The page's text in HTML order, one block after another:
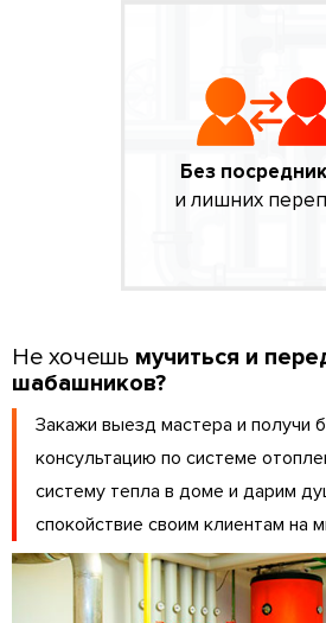
Без
и лишних
Не хочешь мучиться и
шабашников?
Закажи выезд мастера и получи
консультацию по системе
систему тепла в доме и дарим
спокойствие своим клиентам на